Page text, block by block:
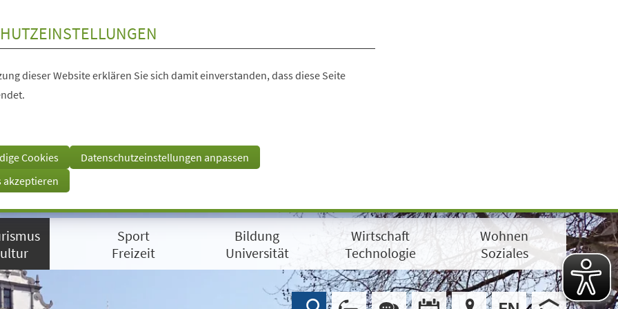
dieser Website erklären Sie sich damit einverstanden, dass diese Seite
Cookies
Datenschutzeinstellungen anpassen
akzeptieren
Sport
Freizeit
Bildung
Universität
Wirtschaft
Technologie
Wohnen
Soziales